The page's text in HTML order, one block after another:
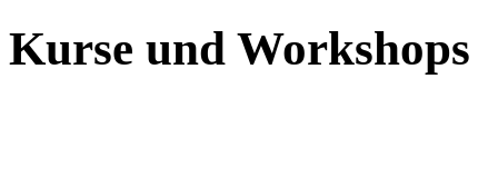
Kurse und Workshops